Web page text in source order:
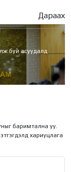
Дараах
буй асуудалд
баримтална уу.
хариуцлага